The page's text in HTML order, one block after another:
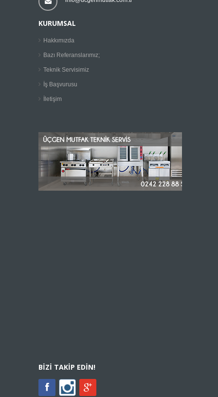
KURUMSAL
Hakkımızda
Bazı Referanslarımız;
Teknik Servisimiz
İş Başvurusu
İletişim
BIZI TAKIP EDIN!